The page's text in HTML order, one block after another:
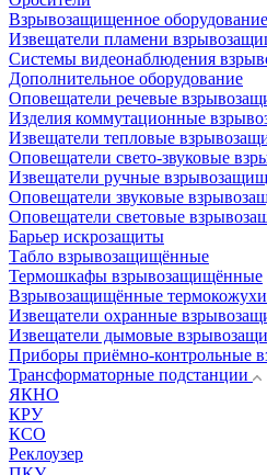
Взрывозащищенное оборудование
Извещатели пламени
Системы видеонаблюдения
Дополнительное оборудование
Оповещатели речевые
Изделия коммутационные
Извещатели тепловые
Оповещатели свето-звуковые
Извещатели ручные
Оповещатели звуковые
Оповещатели световые
Барьер искрозащиты
Табло взрывозащищённые
Термошкафы взрывозащищённые
Взрывозащищённые термокожухи
Извещатели охранные
Извещатели дымовые
Приборы приёмно-контрольные
Трансформаторные подстанции
ЯКНО
КРУ
КСО
Реклоузер